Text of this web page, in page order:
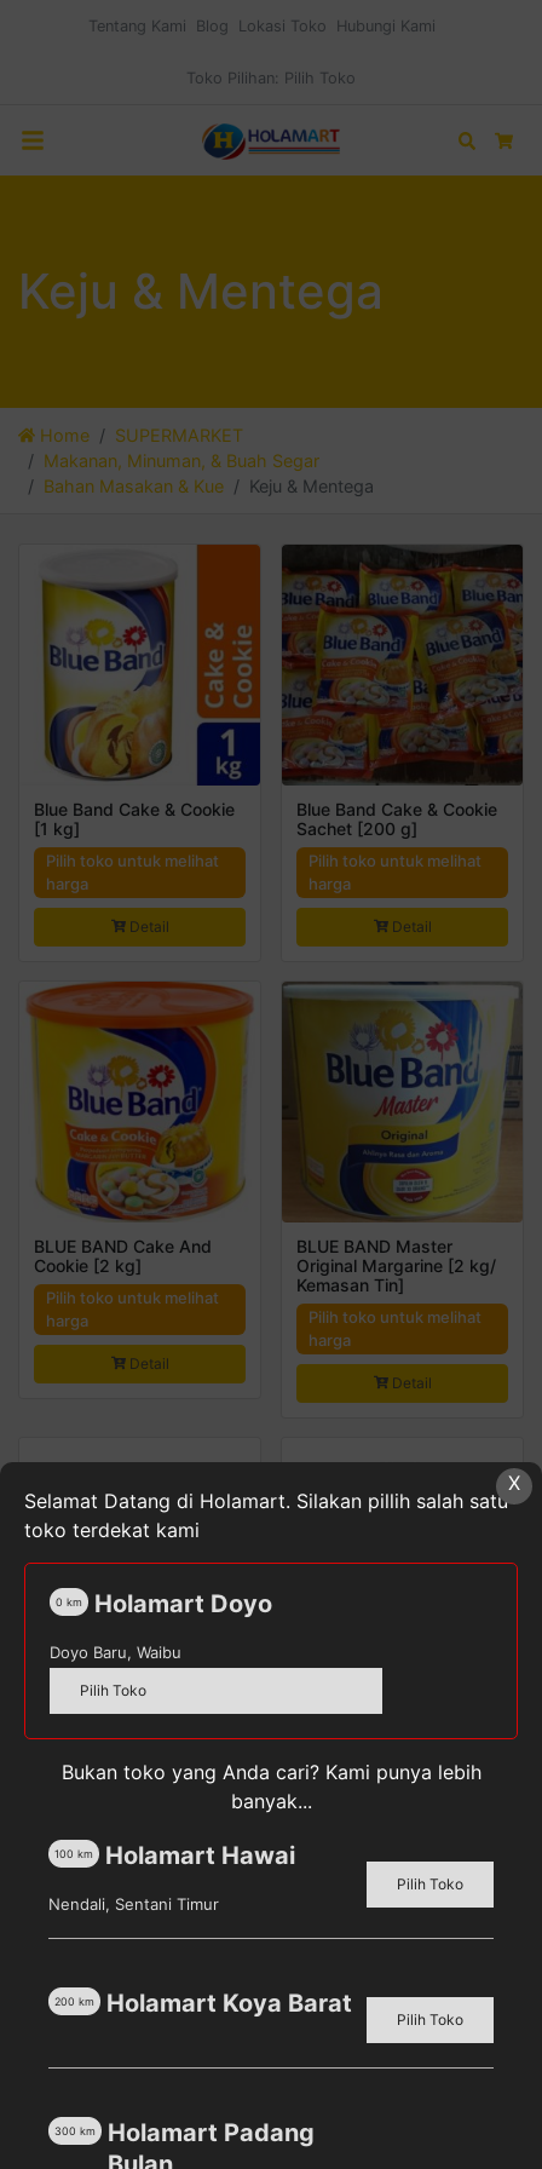
Tentang Kami Blog Lokasi Toko Hubungi Kami
Toko Pilihan: Pilih Toko
Search
Keju & Mentega
Home
SUPERMARKET
Makanan, Minuman, & Buah Segar
Bahan Masakan & Kue
Keju & Mentega
Blue Band Cake & Cookie
[1 kg]
Pilih toko untuk melihat
harga
Detail
Blue Band Cake & Cookie
Sachet [200 g]
Pilih toko untuk melihat
harga
Detail
BLUE BAND Cake And
Cookie [2 kg]
Pilih toko untuk melihat
harga
Detail
BLUE BAND Master
Original Margarine [2 kg/
Kemasan Tin]
Pilih toko untuk melihat
harga
Detail
Blue Band Serbaguna Tub
harga
harga
Gula Halus KIS 250gr
Gula Kelapa [300 Gr/3
X
Selamat Datang di Holamart. Silakan pillih salah satu
toko terdekat kami
Holamart Doyo
0 km
Doyo Baru, Waibu
Pilih Toko
Bukan toko yang Anda cari? Kami punya lebih
banyak...
Holamart Hawai
100 km
Nendali, Sentani Timur
Pilih Toko
Holamart Koya Barat
200 km
Pilih Toko
Holamart Padang
300 km